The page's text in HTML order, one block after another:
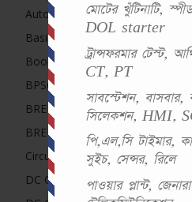
মোটের খুঁটিনাটি,
DOL starter
ট্রান্সফরমার টেস্ট,
CT, PT
সাবস্টেশন, বাসবার,
সিলেকশন, HMI,
পি,এল,সি টাইমার,
সুইচ, সেন্সর, রিলে
পাওয়ার প্লান্ট,
Automation
Basic MCQ
Book
BPSC MCQ
BREB
BREB MCQ
Circuit
DC Circuit MCQ